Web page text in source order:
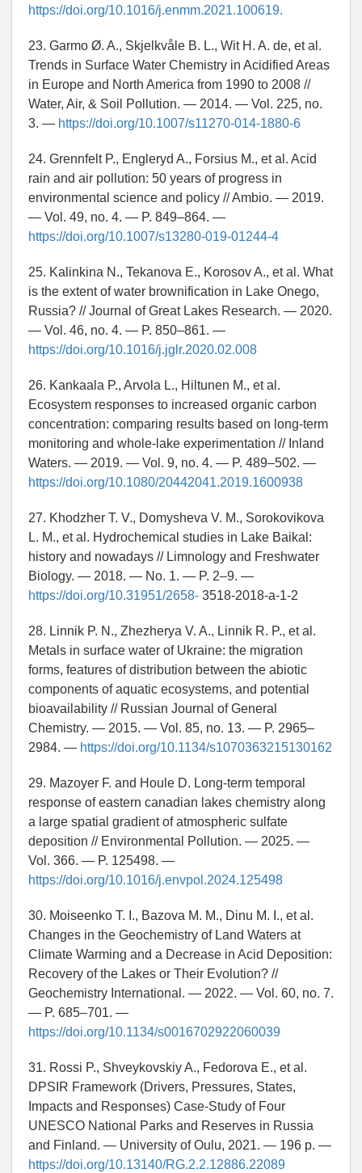
https://doi.org/10.1016/j.enmm.2021.100619.
23. Garmo Ø. A., Skjelkvåle B. L., Wit H. A. de, et al.
Trends in Surface Water Chemistry in Acidified Areas
in Europe and North America from 1990 to 2008 //
Water, Air, & Soil Pollution. — 2014. — Vol. 225, no.
3. — https://doi.org/10.1007/s11270-014-1880-6
24. Grennfelt P., Engleryd A., Forsius M., et al. Acid
rain and air pollution: 50 years of progress in
environmental science and policy // Ambio. — 2019.
— Vol. 49, no. 4. — P. 849–864. —
https://doi.org/10.1007/s13280-019-01244-4
25. Kalinkina N., Tekanova E., Korosov A., et al. What
is the extent of water brownification in Lake Onego,
Russia? // Journal of Great Lakes Research. — 2020.
— Vol. 46, no. 4. — P. 850–861. —
https://doi.org/10.1016/j.jglr.2020.02.008
26. Kankaala P., Arvola L., Hiltunen M., et al.
Ecosystem responses to increased organic carbon
concentration: comparing results based on long-term
monitoring and whole-lake experimentation // Inland
Waters. — 2019. — Vol. 9, no. 4. — P. 489–502. —
https://doi.org/10.1080/20442041.2019.1600938
27. Khodzher T. V., Domysheva V. M., Sorokovikova
L. M., et al. Hydrochemical studies in Lake Baikal:
history and nowadays // Limnology and Freshwater
Biology. — 2018. — No. 1. — P. 2–9. —
https://doi.org/10.31951/2658- 3518-2018-a-1-2
28. Linnik P. N., Zhezherya V. A., Linnik R. P., et al.
Metals in surface water of Ukraine: the migration
forms, features of distribution between the abiotic
components of aquatic ecosystems, and potential
bioavailability // Russian Journal of General
Chemistry. — 2015. — Vol. 85, no. 13. — P. 2965–
2984. — https://doi.org/10.1134/s1070363215130162
29. Mazoyer F. and Houle D. Long-term temporal
response of eastern canadian lakes chemistry along
a large spatial gradient of atmospheric sulfate
deposition // Environmental Pollution. — 2025. —
Vol. 366. — P. 125498. —
https://doi.org/10.1016/j.envpol.2024.125498
30. Moiseenko T. I., Bazova M. M., Dinu M. I., et al.
Changes in the Geochemistry of Land Waters at
Climate Warming and a Decrease in Acid Deposition:
Recovery of the Lakes or Their Evolution? //
Geochemistry International. — 2022. — Vol. 60, no. 7.
— P. 685–701. —
https://doi.org/10.1134/s0016702922060039
31. Rossi P., Shveykovskiy A., Fedorova E., et al.
DPSIR Framework (Drivers, Pressures, States,
Impacts and Responses) Case-Study of Four
UNESCO National Parks and Reserves in Russia
and Finland. — University of Oulu, 2021. — 196 p. —
https://doi.org/10.13140/RG.2.2.12886.22089